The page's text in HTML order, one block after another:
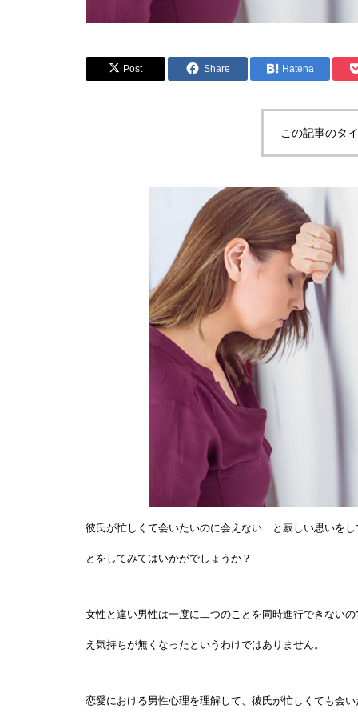
Post Share Hatena
この記事のタ
彼氏が忙しくて会いたいのに会えない…と寂しい思いを
とをしてみてはいかがでしょうか？
女性と違い男性は一度に二つのことを同時進行できない
え気持ちが無くなったというわけではありません。
恋愛における男性心理を理解して、彼氏が忙しくても会